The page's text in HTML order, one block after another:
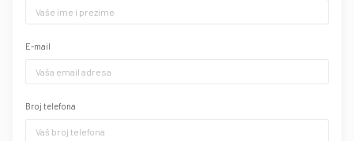
E-mail
Broj telefona